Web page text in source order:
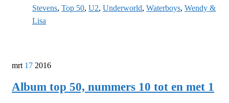
Stevens, Top 50, U2, Underworld, Waterboys, Wendy &
Lisa
mrt 17 2016
Album top 50, nummers 10 tot en met 1